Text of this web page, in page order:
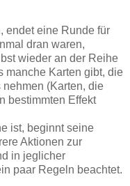
endet eine Runde für
dran waren,
wieder an der Reihe
manche Karten gibt, die
(Karten, die
bestimmten Effekt
ist, beginnt seine
Aktionen zur
in jeglicher
paar Regeln beachtet.